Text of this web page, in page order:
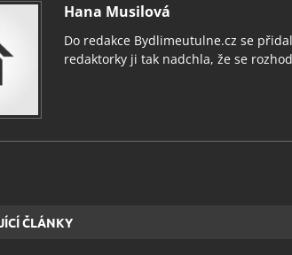
Hana Musilová
Do redakce Bydlimeutulne.cz se
redaktorky ji tak nadchla, že se
ČLÁNKY